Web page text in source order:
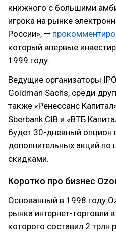
книжного с большими
игрока на рынке
России», —
который впервые
1999 году.
Ведущие организаторы
Goldman Sachs, среди
также «Ренессанс
Sberbank CIB и «ВТБ
будет 30-дневный опцион
дополнительных акций по
скидками.
Коротко про бизнес
Основанный в 1998 году
рынка интернет-торговли
которого составил 2 трлн